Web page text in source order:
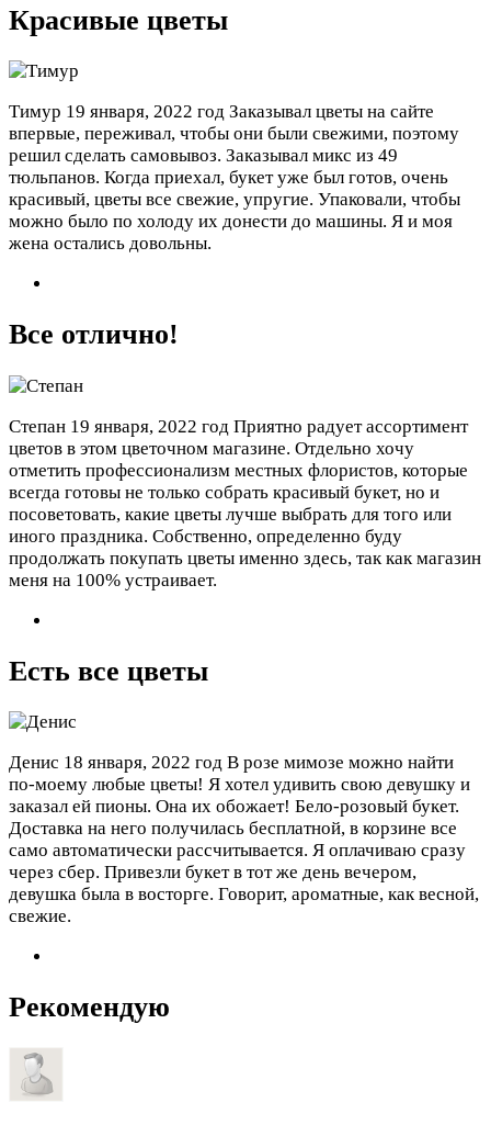
Красивые цветы
Тимур 19 января, 2022 год Заказывал цветы на сайте
впервые, переживал, чтобы они были свежими, поэтому
решил сделать самовывоз. Заказывал микс из 49
тюльпанов. Когда приехал, букет уже был готов, очень
красивый, цветы все свежие, упругие. Упаковали, чтобы
можно было по холоду их донести до машины. Я и моя
жена остались довольны.
Все отлично!
Степан 19 января, 2022 год Приятно радует ассортимент
цветов в этом цветочном магазине. Отдельно хочу
отметить профессионализм местных флористов, которые
всегда готовы не только собрать красивый букет, но и
посоветовать, какие цветы лучше выбрать для того или
иного праздника. Собственно, определенно буду
продолжать покупать цветы именно здесь, так как магазин
меня на 100% устраивает.
Есть все цветы
Денис 18 января, 2022 год В розе мимозе можно найти
по-моему любые цветы! Я хотел удивить свою девушку и
заказал ей пионы. Она их обожает! Бело-розовый букет.
Доставка на него получилась бесплатной, в корзине все
само автоматически рассчитывается. Я оплачиваю сразу
через сбер. Привезли букет в тот же день вечером,
девушка была в восторге. Говорит, ароматные, как весной,
свежие.
Рекомендую